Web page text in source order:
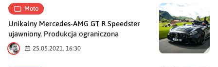
Moto
Unikalny Mercedes-AMG GT R Speedster
ujawniony. Produkcja ograniczona
M
25.05.2021, 16:30